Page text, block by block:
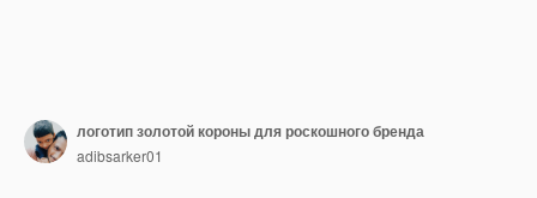
логотип золотой короны для роскошного бренда
adibsarker01